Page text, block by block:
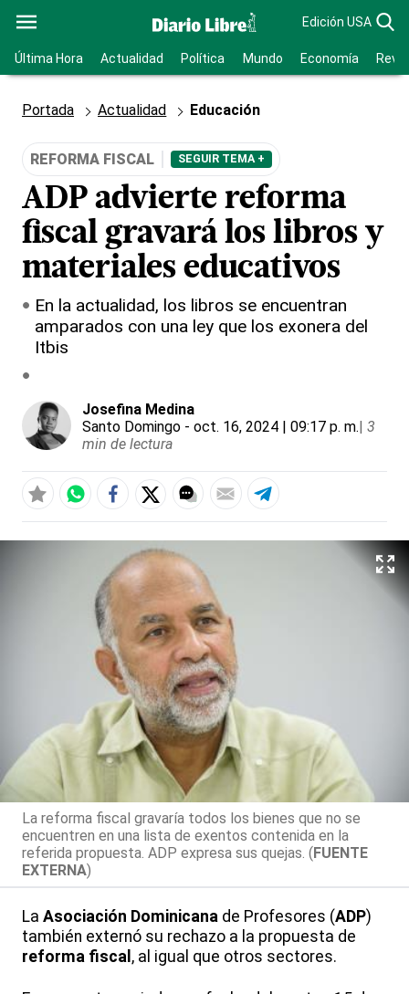
Edición USA
Última Hora Actualidad Política Mundo Economía
Portada Actualidad Educación
REFORMA FISCAL SEGUIR TEMA +
ADP advierte reforma
fiscal gravará los libros y
materiales educativos
En la actualidad, los libros se encuentran
amparados con una ley que los exonera del
Itbis
Josefina Medina
Santo Domingo - oct. 16, 2024 | 09:17 p. m.| 3
min de lectura
La reforma fiscal gravaría todos los bienes que no se
encuentren en una lista de exentos contenida en la
referida propuesta. ADP expresa sus quejas. (FUENTE
EXTERNA)
La Asociación Dominicana de Profesores (ADP)
también externó su rechazo a la propuesta de
reforma fiscal , al igual que otros sectores.